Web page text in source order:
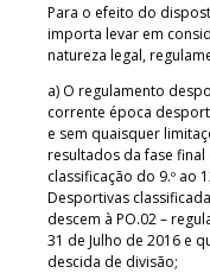
Para o efeito do
importa levar em
natureza legal,
a) O regulamento
corrente época
e sem quaisquer
resultados da fase
classificação do 9.º ao
Desportivas
descem à PO.02 –
31 de Julho de 2016 e
descida de divisão;